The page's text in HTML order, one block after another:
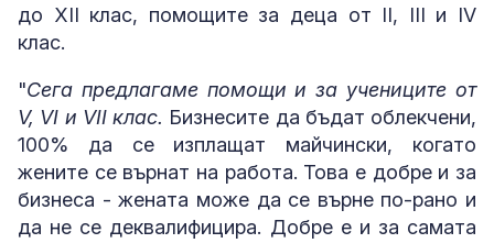
до XII клас, помощите за деца от II, III и IV
клас.
"Сега предлагаме помощи и за учениците от
V, VI и VII клас. Бизнесите да бъдат облекчени,
100% да се изплащат майчински, когато
жените се върнат на работа. Това е добре и за
бизнеса - жената може да се върне по-рано и
да не се деквалифицира. Добре е и за самата